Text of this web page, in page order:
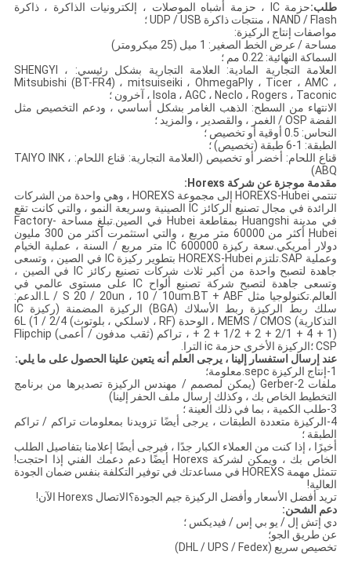
طلب:
حزمة IC ، حزمة أشباه الموصلات ، إلكترونيات الذاكرة ، ذاكرة
NAND / Flash ، منتجات ذاكرة UDP / USB ؛
مواصفات إنتاج الركيزة:
مساحة / عرض الخط الصغير: 1 ميل (25 ميكرومتر)
السماكة النهائية: 0.22 مم ؛
العلامة التجارية المادية: العلامة التجارية بشكل رئيسي: SHENGYI ،
Mitsubishi (BT-FR4) ، mitsuiseiki ، OhmegaPly ، Ticer ، AMC ،
Isola ، AGC ، Neclo ، Rogers ، Taconic ، آخرون ؛
الانتهاء من السطح: الذهب الغامر بشكل أساسي ، ودعم التخصيص مثل
الفضة OSP / الغمر ، والقصدير ، والمزيد ؛
النحاس: 0.5 أوقية أو تخصيص ؛
الطبقة: 1-6 طبقة (تخصيص) ؛
قناع اللحام: أخضر أو ​​تخصيص (العلامة التجارية: قناع اللحام: TAIYO INK ،
ABQ)
مقدمة موجزة عن شركة Horexs:
تنتمي HOREXS-Hubei إلى مجموعة HOREXS ، وهي واحدة من الشركات
الرائدة في مجال تصنيع الركائز IC الصينية وسريعة النمو ، والتي كانت تقع
في مدينة Huangshi بمقاطعة Hubei في الصين.تبلغ مساحة Factory-
Hubei أكثر من 60000 متر مربع ، والتي استثمرت أكثر من 300 مليون
دولار أمريكي.سعة ركيزة IC 600000 متر مربع / السنة ، عملية الخيام
وعملية SAP.تلتزم HOREXS-Hubei بتطوير ركيزة IC في الصين ، وتسعى
جاهدة لتصبح واحدة من أكبر ثلاث شركات تصنيع ركائز IC في الصين ،
وتسعى جاهدة لتصبح شركة تصنيع ألواح IC على مستوى عالمي في
العالم.تكنولوجيا مثل L / S 20 / 20un ، 10 / 10um.BT + ABF.الدعم:
سلك ربط الركيزة ربط الأسلاك (BGA) الركيزة المضمنة (ركيزة IC
التذكارية) MEMS / CMOS ، الوحدة (RF ، لاسلكي ، بلوتوث) 2/4 / 6L (1
+ 2 + 1/2 + 2 + 2/1 + 4 + 1) ، تراكم (ثقب مدفون / أعمى) Flipchip
CSP ؛الركيزة الأخرى حزمة ic الترا.
عند إرسال استفسار إلينا ، يرجى العلم أنه يتعين علينا الحصول على ما يلي:
1-إنتاج الركيزة sepc.معلومة؛
ملفات 2-Gerber (يمكن لمصمم / مهندس الركيزة تصديرها من برنامج
التخطيط الخاص بك ، وكذلك إرسال ملف الحفر إلينا)
3-طلب الكمية ، بما في ذلك العينة ؛
4-الركيزة متعددة الطبقات ، يرجى أيضًا تزويدنا بمعلومات تراكم / تراكم
الطبقة ؛
أخيرًا ، إذا كنت من العملاء الكبار جدًا ، فيرجى أيضًا إعلامنا بتفاصيل الطلب
الخاص بك ، ويمكن لشركة Horexs أيضًا دعم دعمك الفني إذا احتجت!
تتمثل مهمة HOREXS في مساعدتك في توفير التكلفة بنفس ضمان الجودة
العالية!
تريد أفضل الأسعار وأفضل الركيزة جيم الجودة؟الاتصال Horexs الآن!
دعم الشحن:
دي إتش إل / يو بي إس / فيديكس ؛
عن طريق الجو؛
تخصيص سريع (DHL / UPS / Fedex)